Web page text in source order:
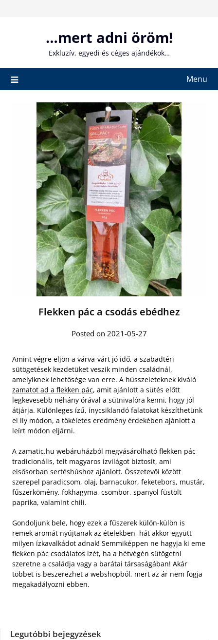
…mert adni öröm!
Exkluzív, egyedi és céges ajándékok…
Menu
Flekken pác a csodás ebédhez
Posted on 2021-05-27
Amint végre eljön a várva-várt jó idő, a szabadtéri
sütögetések kezdetüket veszik minden családnál,
amelyiknek lehetősége van erre. A hússzeleteknek kiváló
zamatot ad a flekken pác, amit ajánlott a sütés előtt
legkevesebb néhány órával a sütnivalóra kenni, hogy jól
átjárja. Különleges ízű, ínycsiklandó falatokat készíthetünk
el ily módon, a tökéletes eredmény érdekében ajánlott a
leírt módon eljárni.
A zamatic.hu webáruházból megvásárolható flekken pác
tradicionális, telt magyaros ízvilágot biztosít, ami
elsősorban sertéshúshoz ajánlott. Összetevői között
szerepel paradicsom, olaj, barnacukor, feketebors, mustár,
fűszerkömény, fokhagyma, csombor, spanyol füstölt
paprika, valamint chili.
Gondoljunk bele, hogy ezek a fűszerek külön-külön is
remek aromát nyújtanak az ételekben, hát akkor együtt
milyen ízkavalkádot adnak! Semmiképpen ne hagyja ki eme
flekken pác csodálatos ízét, ha a hétvégén sütögetni
szeretne a családja vagy a barátai társaságában! Akár
többet is beszerezhet a webshopból, mert az ár nem fogja
megakadályozni ebben.
Legutóbbi bejegyzések